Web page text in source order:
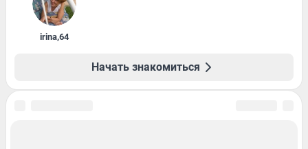
irina,64
Начать знакомиться